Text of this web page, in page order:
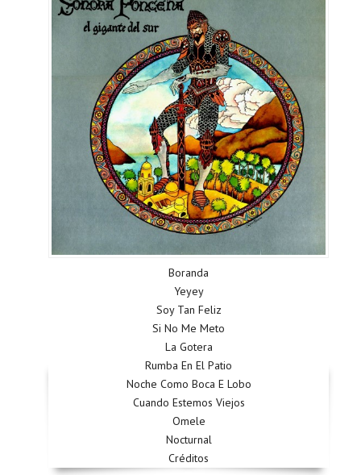
Boranda
Yeyey
Soy Tan Feliz
Si No Me Meto
La Gotera
Rumba En El Patio
Noche Como Boca E Lobo
Cuando Estemos Viejos
Omele
Nocturnal
Créditos